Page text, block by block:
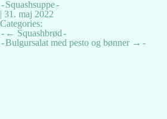
Squashsuppe
| 31. maj 2022
Categories:
Indlægsnavigation
← Squashbrød
Bulgursalat med pesto og bønner →